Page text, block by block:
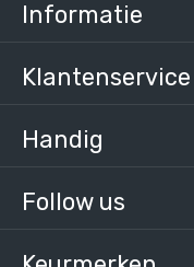
Follow us
Informatie
Klantenservice
Handig